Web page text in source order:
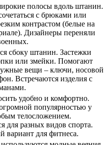
полосы вдоль штанин.
с брюками или
контрастом (белые на
Дизайнеры переняли
сбоку штанин. Застежки
или змейки. Помогают
вещи – ключи, носовой
Встречаются изделия с
удобно и комфортно.
популярностью у
телосложением.
для разных видов спорта.
вариант для фитнеса.